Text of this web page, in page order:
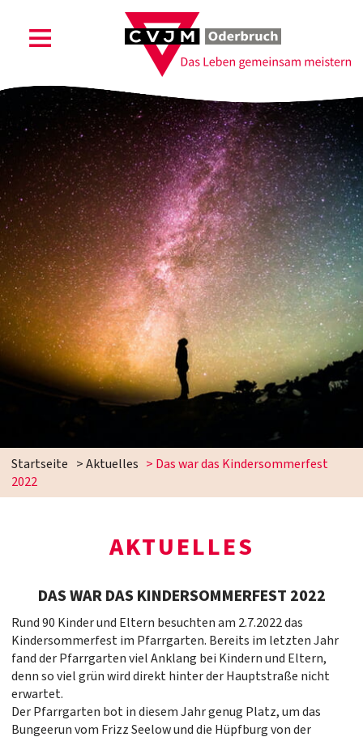
Startseite >Aktuelles > Das war das Kindersommerfest
2022
AKTUELLES
DAS WAR DAS KINDERSOMMERFEST 2022
Rund 90 Kinder und Eltern besuchten am 2.7.2022 das
Kindersommerfest im Pfarrgarten. Bereits im letzten Jahr
fand der Pfarrgarten viel Anklang bei Kindern und Eltern,
denn so viel grün wird direkt hinter der Hauptstraße nicht
erwartet.
Der Pfarrgarten bot in diesem Jahr genug Platz, um das
Bungeerun vom Frizz Seelow und die Hüpfburg von der